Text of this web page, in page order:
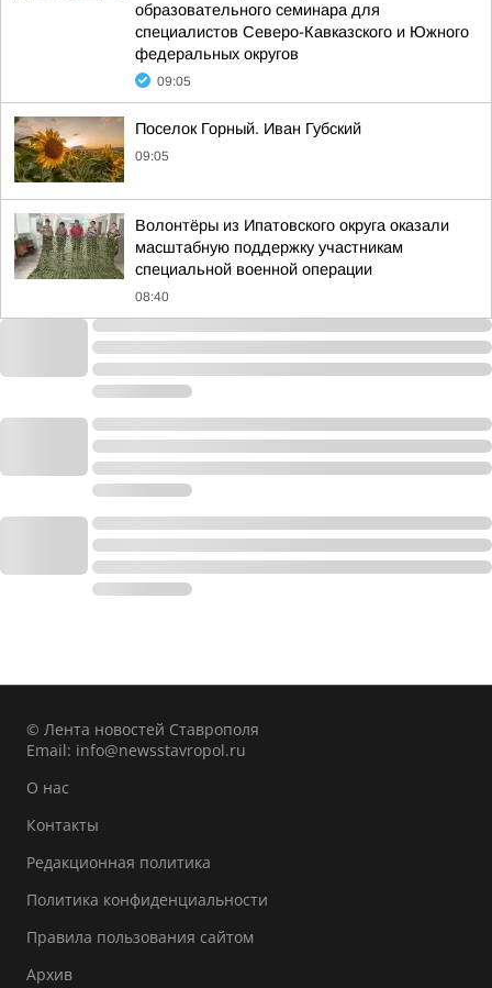
образовательного семинара для
специалистов Северо-Кавказского и Южного
федеральных округов
09:05
Поселок Горный. Иван Губский
09:05
Волонтёры из Ипатовского округа оказали
масштабную поддержку участникам
специальной военной операции
08:40
© Лента новостей Ставрополя
Email: info@newsstavropol.ru
О нас
Контакты
Редакционная политика
Политика конфиденциальности
Правила пользования сайтом
Архив